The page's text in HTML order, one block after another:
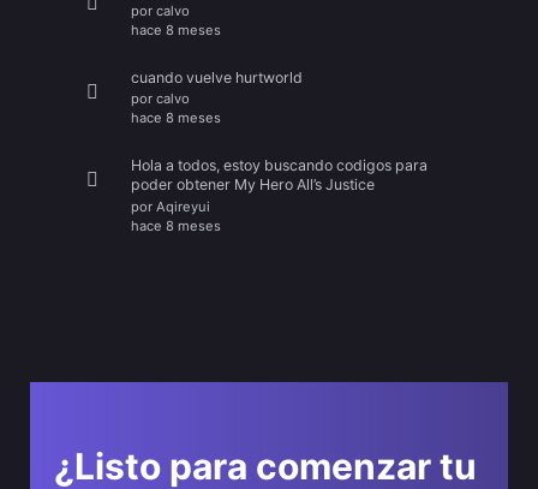
por calvo
hace 8 meses
cuando vuelve hurtworld
por calvo
hace 8 meses
Hola a todos, estoy buscando codigos para
poder obtener My Hero All’s Justice
por Aqireyui
hace 8 meses
¿Listo para comenzar tu